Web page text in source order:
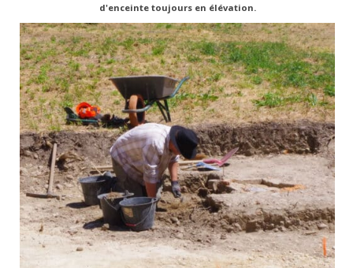
d'enceinte toujours en élévation.